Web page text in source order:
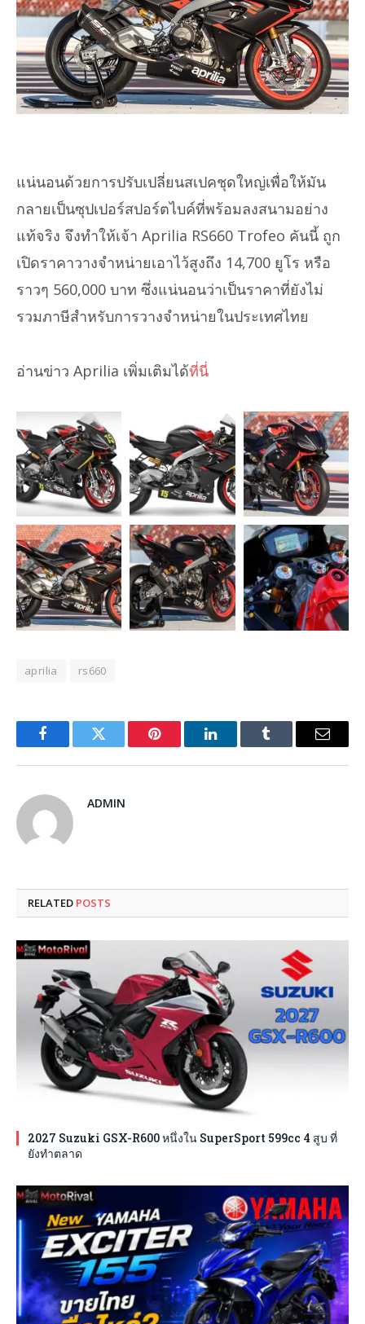
แน่นอนด้วยการปรับเปลี่ยนสเปคชุดใหญ่เพื่อให้มัน
กลายเป็นซุปเปอร์สปอร์ตไบค์ที่พร้อมลงสนามอย่าง
แท้จริง จึงทำให้เจ้า Aprilia RS660 Trofeo คันนี้ ถูก
เปิดราคาวางจำหน่ายเอาไว้สูงถึง 14,700 ยูโร หรือ
ราวๆ 560,000 บาท ซึ่งแน่นอนว่าเป็นราคาที่ยังไม่
รวมภาษีสำหรับการวางจำหน่ายในประเทศไทย
อ่านข่าว Aprilia เพิ่มเติมได้ที่นี่
aprilia rs660
FacebookTwitter Pinterest LinkedInTumblr Email
ADMIN
RELATED POSTS
2027 Suzuki GSX-R600 หนึ่งใน SuperSport 599cc 4 สูบ ที่
ยังทำตลาด